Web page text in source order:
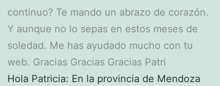
continuo? Te mando un abrazo de corazón.
Y aunque no lo sepas en estos meses de
soledad. Me has ayudado mucho con tu
web. Gracias Gracias Gracias Patri
Hola Patricia: En la provincia de Mendoza